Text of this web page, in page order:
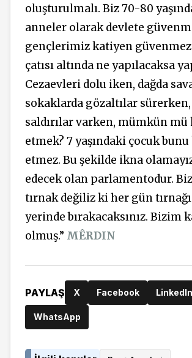
oluşturulmalı. Biz 70-80
anneler olarak devlete
gençlerimiz katiyen
çatısı altında ne yapılacaksa
Cezaevleri dolu iken, dağda
sokaklarda gözaltılar
saldırılar varken, mümkün mü
etmek? 7 yaşındaki çocuk
etmez. Bu şekilde ikna
edecek olan parlamentodur.
tırnak değiliz ki her gün
yerinde bırakacaksınız. Bizim
olmuş.” MÊRDIN
PAYLAŞ X Facebook LinkedIn
WhatsApp